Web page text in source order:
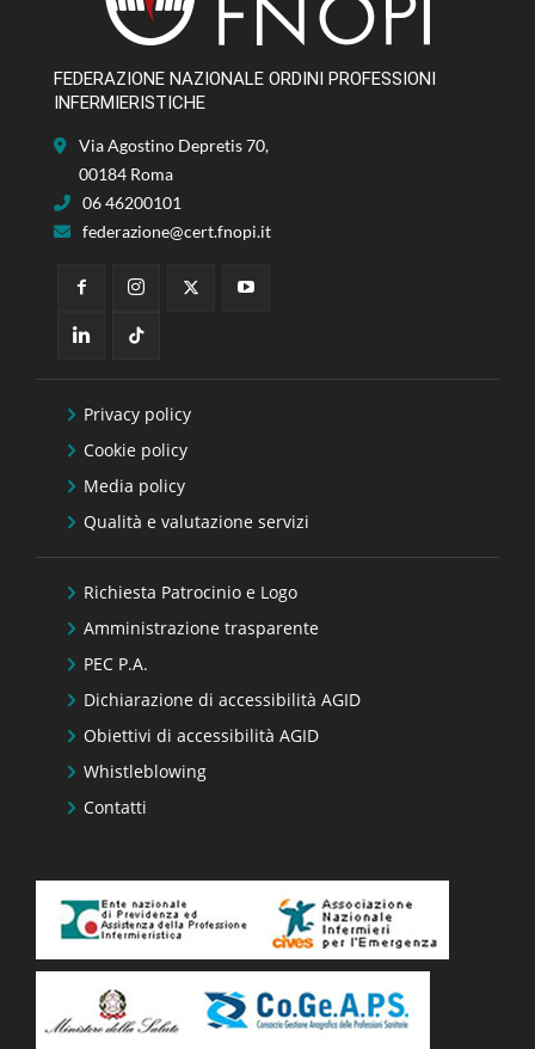
FEDERAZIONE NAZIONALE ORDINI PROFESSIONI
INFERMIERISTICHE
Via Agostino Depretis 70,
00184 Roma
06 46200101
federazione@cert.fnopi.it
Privacy policy
Cookie policy
Media policy
Qualità e valutazione servizi
Richiesta Patrocinio e Logo
Amministrazione trasparente
PEC P.A.
Dichiarazione di accessibilità AGID
Obiettivi di accessibilità AGID
Whistleblowing
Contatti